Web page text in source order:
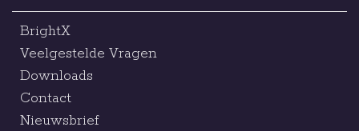
BrightX
Veelgestelde Vragen
Downloads
Contact
Nieuwsbrief